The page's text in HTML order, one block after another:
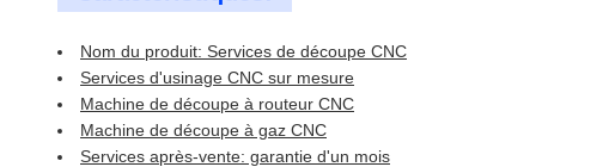
Nom du produit: Services de découpe CNC
Services d'usinage CNC sur mesure
Machine de découpe à routeur CNC
Machine de découpe à gaz CNC
Services après-vente: garantie d'un mois